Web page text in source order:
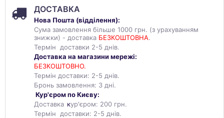
ДОСТАВКА
Нова Пошта (відділення):
Сума замовлення більше 1000 грн. (з урахуванням
знижки) - доставка БЕЗКОШТОВНА.
Термін доставки 2-5 днів.
Доставка на магазини мережі:
БЕЗКОШТОВНО.
Термін доставки: 2-5 днів.
Бронь замовлення: 3 дні.
Кур'єром по Києву:
Доставка кур'єром: 200 грн.
Термін доставки: 2-5 днів.